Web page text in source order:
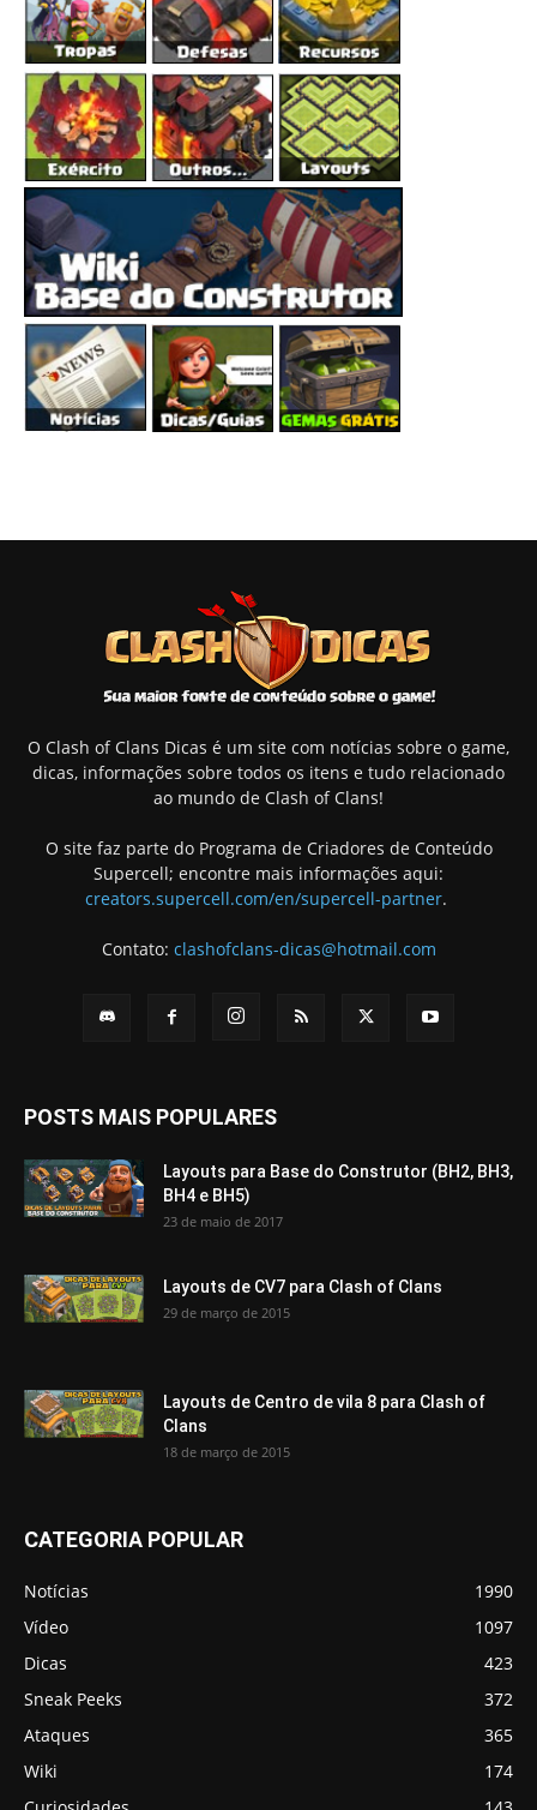
O Clash of Clans Dicas é um site com notícias sobre o game,
dicas, informações sobre todos os itens e tudo relacionado
ao mundo de Clash of Clans!
O site faz parte do Programa de Criadores de Conteúdo
Supercell; encontre mais informações aqui:
creators.supercell.com/en/supercell-partner.
Contato: clashofclans-dicas@hotmail.com
POSTS MAIS POPULARES
Layouts para Base do Construtor (BH2, BH3,
BH4 e BH5)
23 de maio de 2017
Layouts de CV7 para Clash of Clans
29 de março de 2015
Layouts de Centro de vila 8 para Clash of
Clans
18 de março de 2015
CATEGORIA POPULAR
Notícias
1990
Vídeo
1097
Dicas
423
Sneak Peeks
372
Ataques
365
Wiki
174